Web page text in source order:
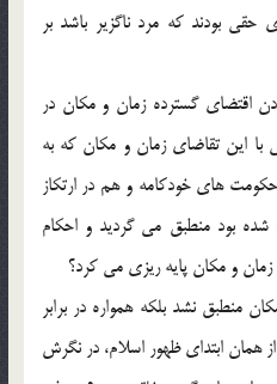
1900 کمتر داراي حقي بودند که مرد ناگزير باشد بر
اقتضاي گسترده زمان و مکان در
با اين تقاضاي زمان و مکان که به
هاي خودکامه و هم در ارتکاز
بود منطبق مي گرديد و احکام
و مکان پايه ريزي مي کرد؟
منطبق نشد بلکه همواره در برابر
همان ابتداي ظهور اسلام، در نگرش